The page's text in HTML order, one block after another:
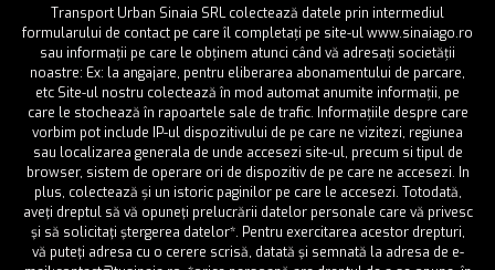
Transport Urban Sinaia SRL colectează datele prin intermediul
formularului de contact pe care îl completați pe site-ul www.sinaiago.ro
sau informații pe care le obținem atunci când vă adresați societății
noastre: Ex: la angajare, pentru eliberarea abonamentului de parcare,
etc Site-ul nostru colectează în mod automat anumite informații, pe
care le stochează în rapoartele sale de trafic. Informațiile despre care
vorbim pot include IP-ul dispozitivului de pe care ne vizitezi, regiunea
sau localizarea generala de unde accesezi site-ul, precum si tipul de
browser, sistem de operare ori de dispozitiv de pe care ne accesezi. In
plus, colectează și un istoric paginilor pe care le accesezi. Totodată,
aveţi dreptul să vă opuneţi prelucrării datelor personale care vă privesc
şi să solicitaţi ştergerea datelor*. Pentru exercitarea acestor drepturi,
vă puteţi adresa cu o cerere scrisă, datată şi semnată la adresa de e-
IA BILET!
Bilete si abonamente Pret
Bilet 1 calatorie 3 lei
Bilet 2 calatorii 6 lei
Bilet 3 calatorii 9 lei
Bilet 4 calatorii 12 lei